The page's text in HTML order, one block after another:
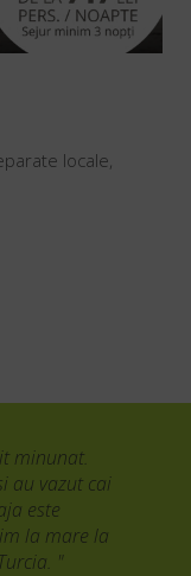
locale,
minunat.
au vazut cai
este
la mare la
"